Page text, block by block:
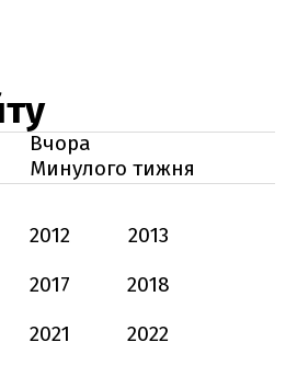
Вчора
Минулого тижня
2012
2013
2017
2018
2021
2022